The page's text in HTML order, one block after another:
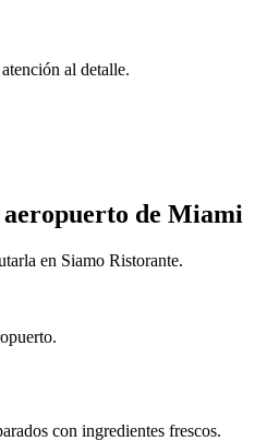
al detalle.
de Miami
en Siamo Ristorante.
con ingredientes frescos.